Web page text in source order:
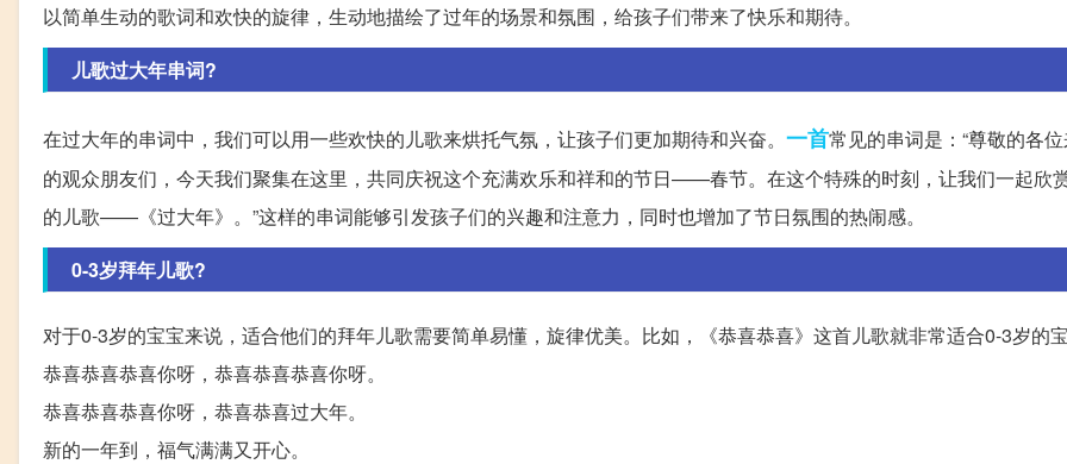
以简单生动的歌词和欢快的旋律，生动地描绘了过年的场景和氛围，给孩子们带来了快乐和期待。
儿歌过大年串词?
在过大年的串词中，我们可以用一些欢快的儿歌来烘托气氛，让孩子们更加期待和兴奋。 一首常见的串词是：“尊敬的各
的观众朋友们，今天我们聚集在这里，共同庆祝这个充满欢乐和祥和的节日——春节。在这个特殊的时刻，让我们一起欣
的儿歌——《过大年》。”这样的串词能够引发孩子们的兴趣和注意力，同时也增加了节日氛围的热闹感。
0-3岁拜年儿歌?
对于0-3岁的宝宝来说，适合他们的拜年儿歌需要简单易懂，旋律优美。比如，《恭喜恭喜》这首儿歌就非常适合0-3岁的
恭喜恭喜恭喜你呀，恭喜恭喜恭喜你呀。
恭喜恭喜恭喜你呀，恭喜恭喜过大年。
新的一年到，福气满满又开心。